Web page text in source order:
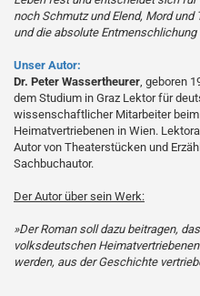
noch Schmutz und Elend, Mord
und die absolute Entmenschlichung
Unser Autor:
Dr. Peter Wassertheurer, geboren
dem Studium in Graz Lektor für
wissenschaftlicher Mitarbeiter
Heimatvertriebenen in Wien.
Autor von Theaterstücken und
Sachbuchautor.
Der Autor über sein Werk:
»Der Roman soll dazu beitragen,
volksdeutschen
werden, aus der Geschichte